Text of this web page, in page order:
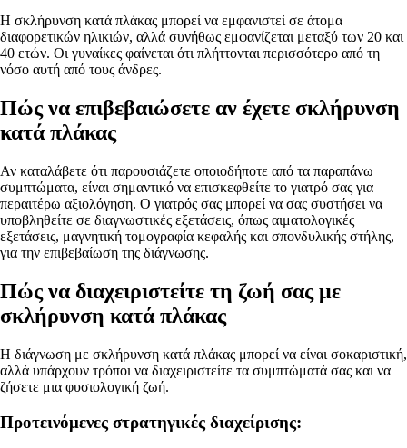
Η σκλήρυνση κατά πλάκας μπορεί να εμφανιστεί σε άτομα
διαφορετικών ηλικιών, αλλά συνήθως εμφανίζεται μεταξύ των 20 και
40 ετών. Οι γυναίκες φαίνεται ότι πλήττονται περισσότερο από τη
νόσο αυτή από τους άνδρες.
Πώς να επιβεβαιώσετε αν έχετε σκλήρυνση
κατά πλάκας
Αν καταλάβετε ότι παρουσιάζετε οποιοδήποτε από τα παραπάνω
συμπτώματα, είναι σημαντικό να επισκεφθείτε το γιατρό σας για
περαιτέρω αξιολόγηση. Ο γιατρός σας μπορεί να σας συστήσει να
υποβληθείτε σε διαγνωστικές εξετάσεις, όπως αιματολογικές
εξετάσεις, μαγνητική τομογραφία κεφαλής και σπονδυλικής στήλης,
για την επιβεβαίωση της διάγνωσης.
Πώς να διαχειριστείτε τη ζωή σας με
σκλήρυνση κατά πλάκας
Η διάγνωση με σκλήρυνση κατά πλάκας μπορεί να είναι σοκαριστική,
αλλά υπάρχουν τρόποι να διαχειριστείτε τα συμπτώματά σας και να
ζήσετε μια φυσιολογική ζωή.
Προτεινόμενες στρατηγικές διαχείρισης: